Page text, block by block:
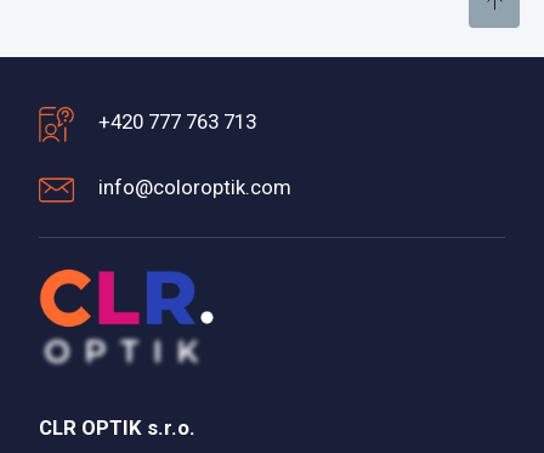
+420 777 763 713
info@coloroptik.com
CLR OPTIK s.r.o.